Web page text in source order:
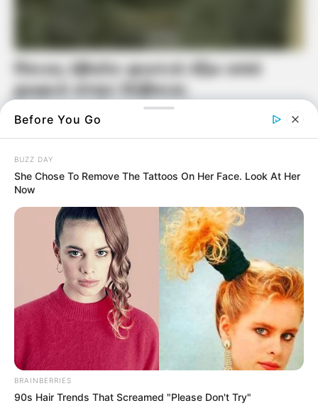
Before You Go
BUZZ DAY
She Chose To Remove The Tattoos On Her Face. Look At Her
Now
BRAINBERRIES
90s Hair Trends That Screamed "Please Don't Try"